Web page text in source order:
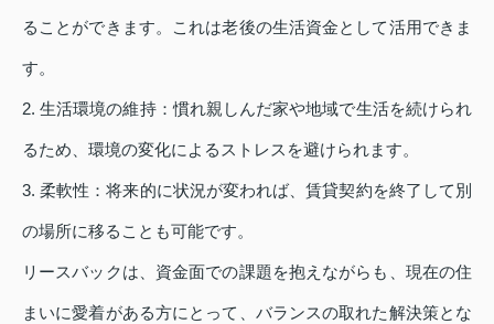
ることができます。これは老後の生活資金として活用できま
す。
2. 生活環境の維持：慣れ親しんだ家や地域で生活を続けられ
るため、環境の変化によるストレスを避けられます。
3. 柔軟性：将来的に状況が変われば、賃貸契約を終了して別
の場所に移ることも可能です。
リースバックは、資金面での課題を抱えながらも、現在の住
まいに愛着がある方にとって、バランスの取れた解決策とな